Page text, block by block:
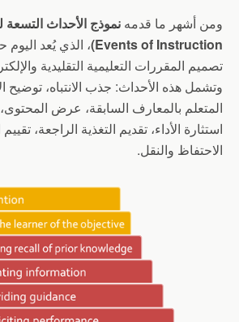
ومن أشهر ما قدمه
Events of Instruction) ، الذي يُعد اليوم
تصميم المقررات التعليمية التقليدية
وتشمل هذه الأحداث: جذب الانتباه، توضيح
المتعلم بالمعارف السابقة، عرض المحتوى،
استثارة الأداء، تقديم التغذية الراجعة، تقييم
الاحتفاظ والنقل.